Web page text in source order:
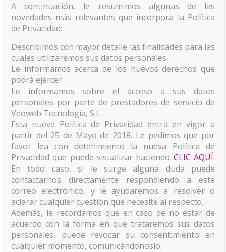
Fotografía de
Producto
A continuación, le resumimos algunas de las
novedades más relevantes que incorpora la Política
de Privacidad:
Describimos con mayor detalle las finalidades para las
cuales utilizaremos sus datos personales.
Le informamos acerca de los nuevos derechos que
podrá ejercer.
Le informamos sobre el acceso a sus datos
personales por parte de prestadores de servicio de
Veoweb Tecnología, S.L.
Esta nueva Política de Privacidad entra en vigor a
partir del 25 de Mayo de 2018. Le pedimos que por
favor lea con detenimiento la nueva Política de
Privacidad que puede visualizar haciendo CLIC AQUÍ.
En todo caso, si le surge alguna duda puede
contactarnos directamente respondiendo a este
correo electrónico, y le ayudaremos a resolver o
aclarar cualquier cuestión que necesite al respecto.
Además, le recordamos que en caso de no estar de
acuerdo con la forma en que trataremos sus datos
personales, puede revocar su consentimiento en
cualquier momento, comunicándonoslo.